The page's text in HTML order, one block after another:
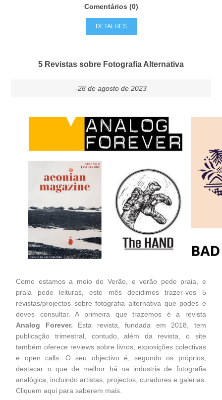
Comentários (0)
DETALHES
5 Revistas sobre Fotografia Alternativa
-28 de agosto de 2023
Como estamos a meio do Verão, e verão pede praia, e
praia pede leituras, este mês decidimos trazer-vos 5
revistas/projectos sobre fotografia alternativa que podes e
deves consultar. A primeira que trazemos é a revista
Analog Forever. Esta revista, fundada em 2018, tem
publicação trimestral, contudo, além da revista, o site
também oferece reviews sobre livros, exposições colectivas
e open calls. O seu objectivo é, segundo os próprios,
destacar o que de melhor há na industria de fotografia
analógica, incluindo artistas, projectos, curadores e galerias.
Cliquemaqui para saberem mais.